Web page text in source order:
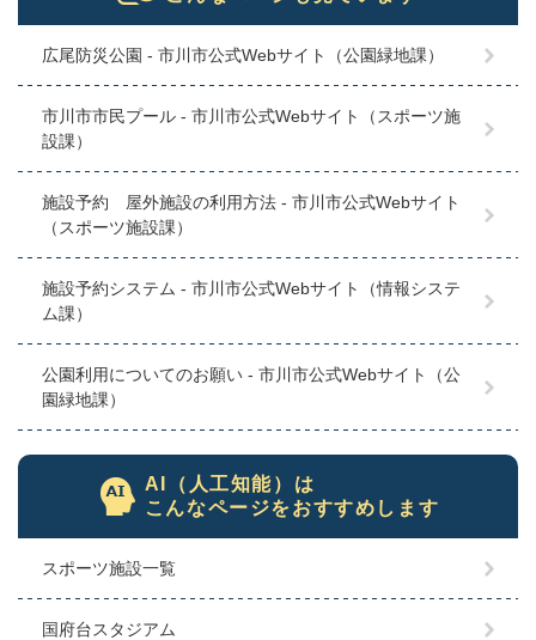
広尾防災公園 - 市川市公式Webサイト（公園緑地課）
市川市市民プール - 市川市公式Webサイト（スポーツ施
設課）
施設予約 屋外施設の利用方法 - 市川市公式Webサイト
（スポーツ施設課）
施設予約システム - 市川市公式Webサイト（情報システ
ム課）
公園利用についてのお願い - 市川市公式Webサイト（公
園緑地課）
AI（人工知能）は
こんなページをおすすめします
スポーツ施設一覧
国府台スタジアム